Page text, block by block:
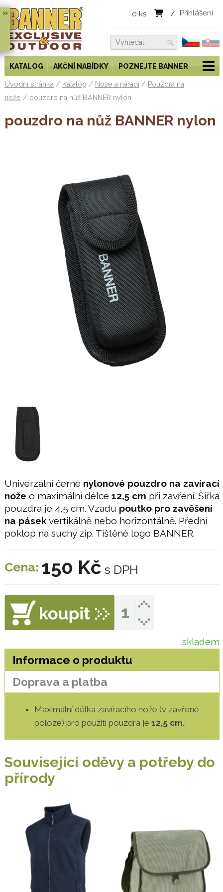
» Přihlášení
0 ks /
KATALOG AKČNÍ NABÍDKY POZNEJTE BANNER
Úvodní stránka / Katalog / Nože a nářadí / Pouzdra na
nože / pouzdro na nůž BANNER nylon
pouzdro na nůž BANNER nylon
Univerzální černé nylonové pouzdro na zavírací
nože o maximální délce 12,5 cm při zavření. Šířka
pouzdra je 4,5 cm. Vzadu poutko pro zavěšení
na pásek vertikálně nebo horizontálně. Přední
poklop na suchý zip. Tištěné logo BANNER.
Cena: 150 Kč s DPH
skladem
Informace o produktu
Doprava a platba
Maximální délka zavíracího nože (v zavřené
poloze) pro použití pouzdra je 12,5 cm.
Související oděvy a potřeby do
přírody